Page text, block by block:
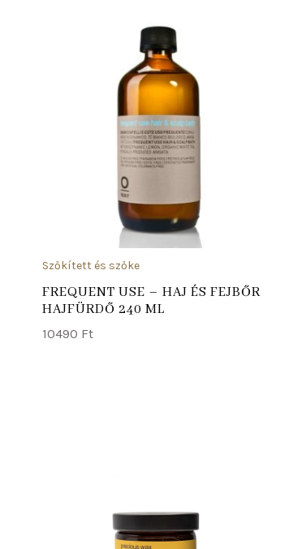
Szőkített és szőke
FREQUENT USE – HAJ ÉS FEJBŐR
HAJFÜRDŐ 240 ML
10490 Ft